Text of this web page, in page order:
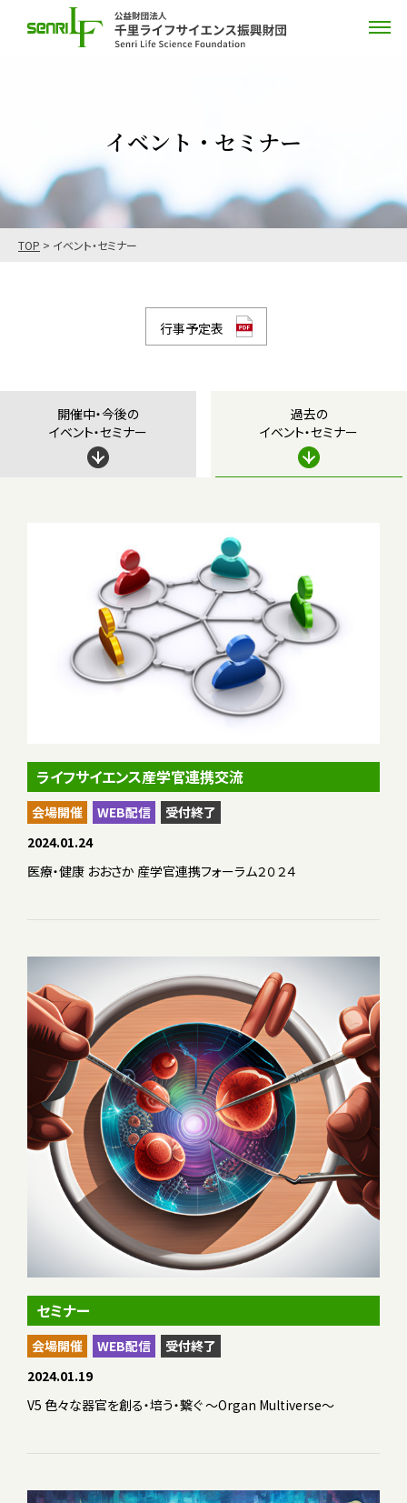
イベント・セミナー
TOP > イベント・セミナー
行事予定表
開催中・今後の
イベント・セミナー
過去の
イベント・セミナー
ライフサイエンス産学官連携交流
会場開催 WEB配信
受付終了
2024.01.24
医療・健康 おおさか 産学官連携フォーラム２０２４
セミナー
会場開催 WEB配信
受付終了
2024.01.19
V5 色々な器官を創る・培う・繋ぐ 〜Organ Multiverse〜